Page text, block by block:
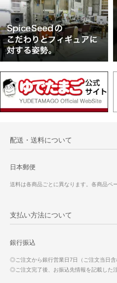
配送・送料について
日本郵便
送料は各商品ごとに異なります。各商品ペ
支払い方法について
銀行振込
◎ご注文から銀行営業日7日（ご注文当日含
◎ご注文完了後、お振込先情報を記載した